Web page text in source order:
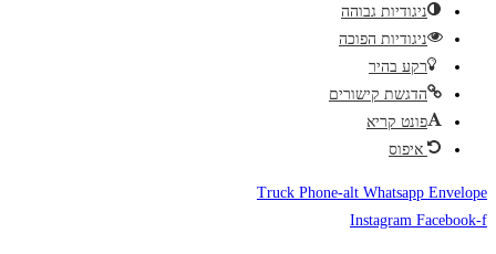
ניגודיות גבוהה
ניגודיות הפוכה
רקע בהיר
הדגשת קישורים
פונט קריא
איפוס
Truck Phone-alt Whatsapp
Instagram